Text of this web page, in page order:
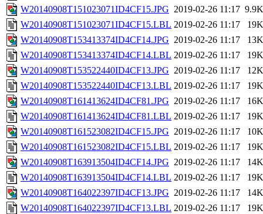
W20140908T151023071ID4CF15.JPG 2019-02-26 11:17 9.9K
W20140908T151023071ID4CF15.LBL 2019-02-26 11:17
19K
W20140908T153413374ID4CF14.JPG 2019-02-26 11:17
13K
W20140908T153413374ID4CF14.LBL 2019-02-26 11:17
19K
W20140908T153522440ID4CF13.JPG 2019-02-26 11:17
12K
W20140908T153522440ID4CF13.LBL 2019-02-26 11:17
19K
W20140908T161413624ID4CF81.JPG 2019-02-26 11:17
16K
W20140908T161413624ID4CF81.LBL 2019-02-26 11:17
19K
W20140908T161523082ID4CF15.JPG 2019-02-26 11:17
10K
W20140908T161523082ID4CF15.LBL 2019-02-26 11:17
19K
W20140908T163913504ID4CF14.JPG 2019-02-26 11:17
14K
W20140908T163913504ID4CF14.LBL 2019-02-26 11:17
19K
W20140908T164022397ID4CF13.JPG 2019-02-26 11:17
14K
W20140908T164022397ID4CF13.LBL 2019-02-26 11:17
19K